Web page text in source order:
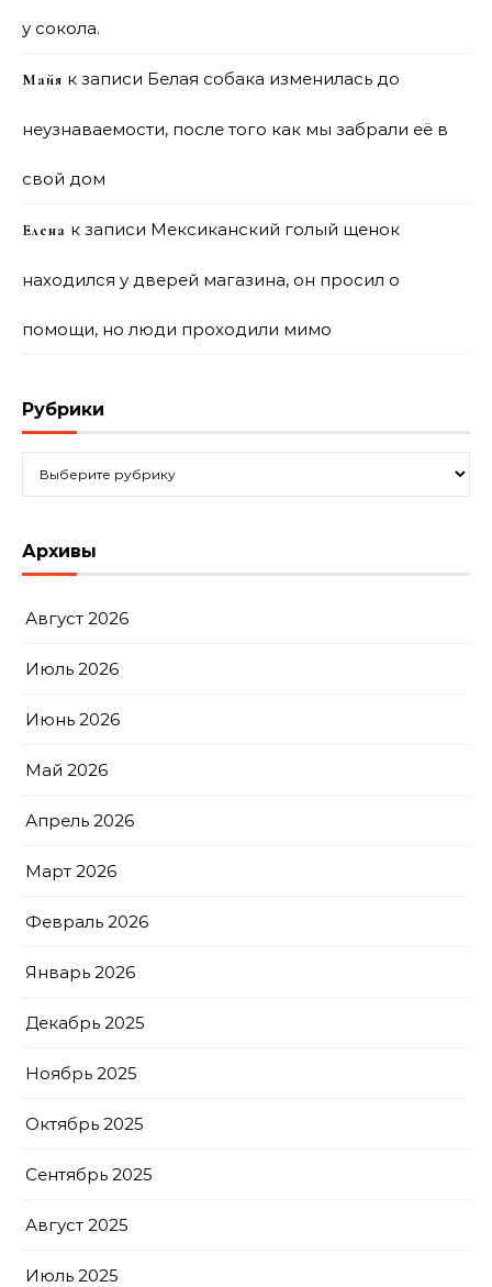
у сокола.
Майя к записи Белая собака изменилась до
неузнаваемости, после того как мы забрали её в
свой дом
Елена к записи Мексиканский голый щенок
находился у дверей магазина, он просил о
помощи, но люди проходили мимо
Рубрики
Архивы
Август 2026
Июль 2026
Июнь 2026
Май 2026
Апрель 2026
Март 2026
Февраль 2026
Январь 2026
Декабрь 2025
Ноябрь 2025
Октябрь 2025
Сентябрь 2025
Август 2025
Июль 2025